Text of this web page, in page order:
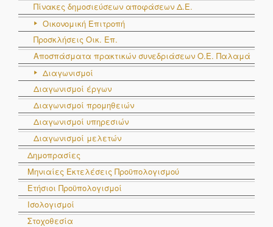
Πίνακες δημοσιεύσεων αποφάσεων Δ.Ε.
Οικονομική Επιτροπή
Προσκλήσεις Οικ. Επ.
Αποσπάσματα πρακτικών συνεδριάσεων Ο.E. Παλαμά
Διαγωνισμοί
Διαγωνισμοί έργων
Διαγωνισμοί προμηθειών
Διαγωνισμοί υπηρεσιών
Διαγωνισμοί μελετών
Δημοπρασίες
Μηνιαίες Εκτελέσεις Προϋπολογισμού
Ετήσιοι Προϋπολογισμοί
Ισολογισμοί
Στοχοθεσία